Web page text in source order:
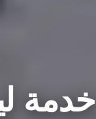
خدمة